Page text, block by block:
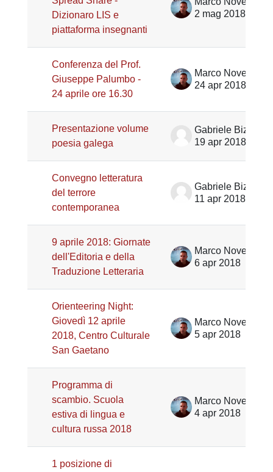
Dizionaro LIS e
piattaforma insegnanti
2 mag 2018
Conferenza del Prof.
Giuseppe Palumbo -
24 aprile ore 16.30
Marco Noventa
24 apr 2018
Presentazione volume
poesia galega
Gabriele Bizzarri
19 apr 2018
Convegno letteratura
del terrore
contemporanea
Gabriele Bizzarri
11 apr 2018
9 aprile 2018: Giornate
dell'Editoria e della
Traduzione Letteraria
Marco Noventa
6 apr 2018
Orienteering Night:
Giovedì 12 aprile
2018, Centro Culturale
San Gaetano
Marco Noventa
5 apr 2018
Programma di
scambio. Scuola
estiva di lingua e
cultura russa 2018
Marco Noventa
4 apr 2018
1 posizione di